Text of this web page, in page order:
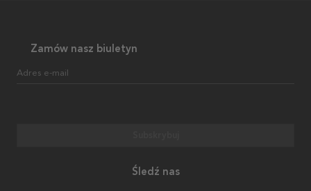
Zamów nasz biuletyn
Adres e-mail
Śledź nas